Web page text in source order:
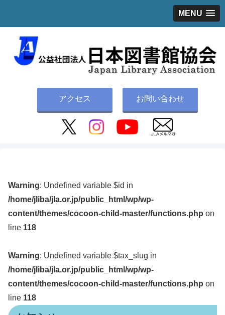
MENU
アクセス お問い合わせ
Warning: Undefined variable $id in
/home/jliba/jla.or.jp/public_html/wp/wp-
content/themes/cocoon-child-master/functions.php on
line 118
Warning: Undefined variable $tax_slug in
/home/jliba/jla.or.jp/public_html/wp/wp-
content/themes/cocoon-child-master/functions.php on
line 118